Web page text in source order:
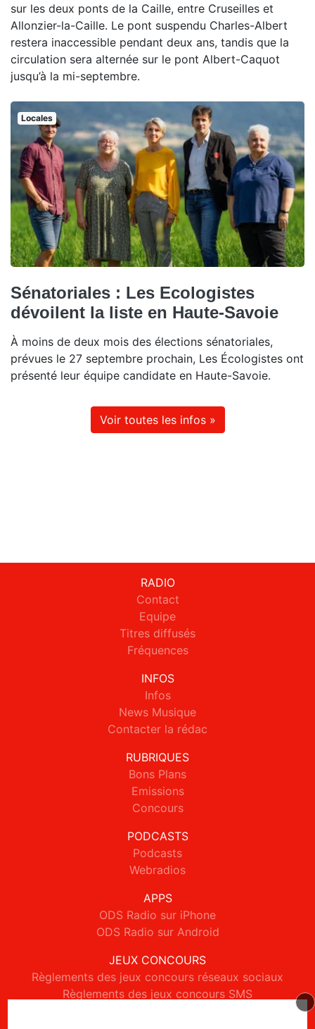
sur les deux ponts de la Caille, entre Cruseilles et
Allonzier-la-Caille. Le pont suspendu Charles-Albert
restera inaccessible pendant deux ans, tandis que la
circulation sera alternée sur le pont Albert-Caquot
jusqu’à la mi-septembre.
Locales
Sénatoriales : Les Ecologistes
dévoilent la liste en Haute-Savoie
À moins de deux mois des élections sénatoriales,
prévues le 27 septembre prochain, Les Écologistes ont
présenté leur équipe candidate en Haute-Savoie.
Voir toutes les infos »
RADIO
Contact
Equipe
Titres diffusés
Fréquences
INFOS
Infos
News Musique
Contacter la rédac
RUBRIQUES
Bons Plans
Emissions
Concours
PODCASTS
Podcasts
Webradios
APPS
ODS Radio sur iPhone
ODS Radio sur Android
JEUX CONCOURS
Règlements des jeux concours réseaux sociaux
Règlements des jeux concours SMS